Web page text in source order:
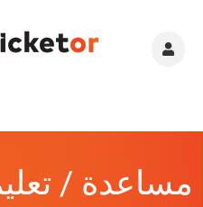
مساعدة /